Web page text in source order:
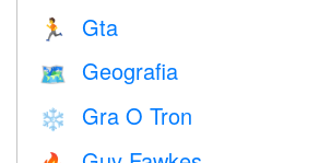
🏃 Gta
🗺 Geografia
❄️ Gra O Tron